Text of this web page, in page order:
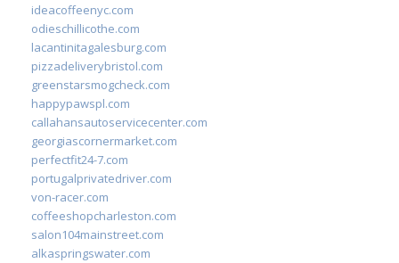
ideacoffeenyc.com
odieschillicothe.com
lacantinitagalesburg.com
pizzadeliverybristol.com
greenstarsmogcheck.com
happypawspl.com
callahansautoservicecenter.com
georgiascornermarket.com
perfectfit24-7.com
portugalprivatedriver.com
von-racer.com
coffeeshopcharleston.com
salon104mainstreet.com
alkaspringswater.com